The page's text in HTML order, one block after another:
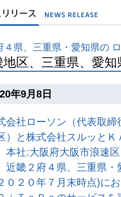
４県、三重県・愛知県の
地区、三重県、愛
年9月8日
会社ローソン（代表取
）と株式会社スルッと
本社:大阪府大阪市浪速
近畿２府４県、三重県
０２０年７月末時点)に